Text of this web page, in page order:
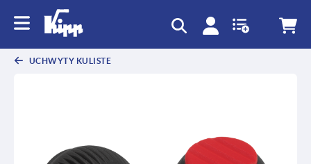
UCHWYTY KULISTE